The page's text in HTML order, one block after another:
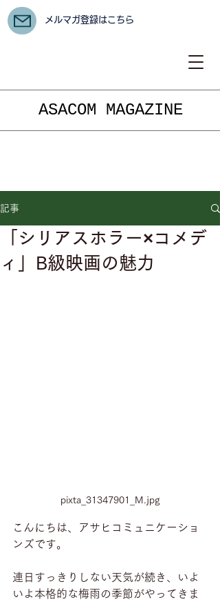
ASACOM MAGAZINE
メルマガ登録はこちら
記事
「シリアスホラー×コメデ
ィ」B級映画の魅力
pixta_31347901_M.jpg
こんにちは、アサヒコミュニケーショ
ンズです。
連日すっきりしない天気が続き、いよ
いよ本格的な梅雨の季節がやってきま